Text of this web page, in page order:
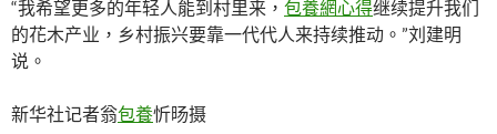
“我希望更多的年轻人能到村里来， 包養網心得继续提升我们
的花木产业，乡村振兴要靠一代代人来持续推动。”刘建明
说。
新华社记者翁包養忻旸摄